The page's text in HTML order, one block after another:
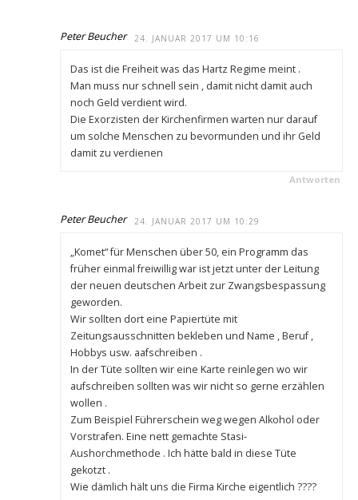
Peter Beucher 24. JANUAR 2017 UM 10:16
Das ist die Freiheit was das Hartz Regime meint .
Man muss nur schnell sein , damit nicht damit auch
noch Geld verdient wird.
Die Exorzisten der Kirchenfirmen warten nur darauf
um solche Menschen zu bevormunden und ihr Geld
damit zu verdienen
Antworten
Peter Beucher 24. JANUAR 2017 UM 10:29
„Komet“ für Menschen über 50, ein Programm das
früher einmal freiwillig war ist jetzt unter der Leitung
der neuen deutschen Arbeit zur Zwangsbespassung
geworden.
Wir sollten dort eine Papiertüte mit
Zeitungsausschnitten bekleben und Name , Beruf ,
Hobbys usw. aafschreiben .
In der Tüte sollten wir eine Karte reinlegen wo wir
aufschreiben sollten was wir nicht so gerne erzählen
wollen .
Zum Beispiel Führerschein weg wegen Alkohol oder
Vorstrafen. Eine nett gemachte Stasi-
Aushorchmethode . Ich hätte bald in diese Tüte
gekotzt .
Wie dämlich hält uns die Firma Kirche eigentlich ????